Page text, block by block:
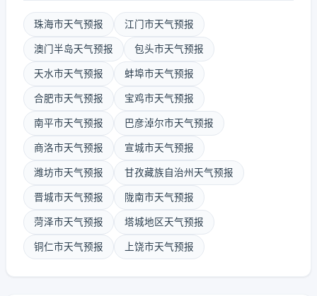
珠海市天气预报 江门市天气预报
澳门半岛天气预报 包头市天气预报
天水市天气预报 蚌埠市天气预报
合肥市天气预报 宝鸡市天气预报
南平市天气预报 巴彦淖尔市天气预报
商洛市天气预报 宣城市天气预报
潍坊市天气预报 甘孜藏族自治州天气预报
晋城市天气预报 陇南市天气预报
菏泽市天气预报 塔城地区天气预报
铜仁市天气预报 上饶市天气预报